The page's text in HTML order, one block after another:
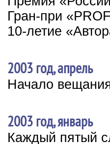
Гран-при
10-летие
2003 год, апрель
Начало
2003 год, январь
Каждый пятый